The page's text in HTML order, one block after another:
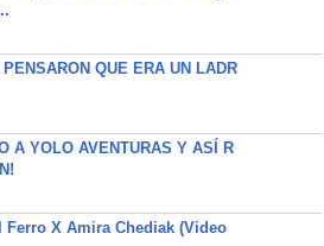
QUE ERA UN LADR
A YOLO AVENTURAS Y ASÍ R
Ferro X Amira Chediak (Video